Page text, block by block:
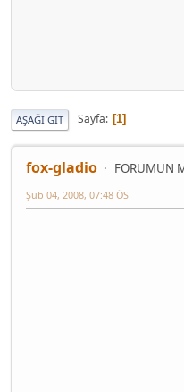
AŞAĞI GIT Sayfa 1
fox-gladio FORUMUN
Şub 04, 2008, 07:48 ÖS